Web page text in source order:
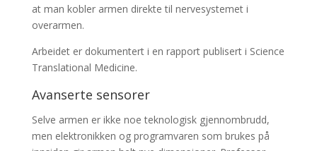
at man kobler armen direkte til nervesystemet i
overarmen.
Arbeidet er dokumentert i en rapport publisert i Science
Translational Medicine.
Avanserte sensorer
Selve armen er ikke noe teknologisk gjennombrudd,
men elektronikken og programvaren som brukes på